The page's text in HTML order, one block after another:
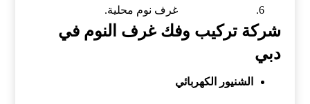
غرف نوم محلية.
شركة تركيب وفك غرف النوم في
دبي
الشنيور الكهربائي